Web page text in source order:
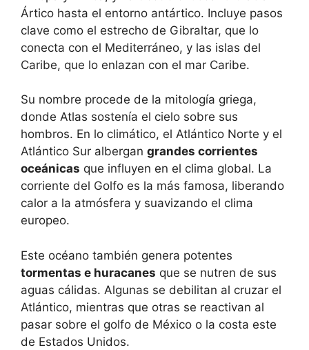
Ártico hasta el entorno antártico. Incluye pasos
clave como el estrecho de Gibraltar, que lo
conecta con el Mediterráneo, y las islas del
Caribe, que lo enlazan con el mar Caribe.
Su nombre procede de la mitología griega,
donde Atlas sostenía el cielo sobre sus
hombros. En lo climático, el Atlántico Norte y el
Atlántico Sur albergan grandes corrientes
oceánicas que influyen en el clima global. La
corriente del Golfo es la más famosa, liberando
calor a la atmósfera y suavizando el clima
europeo.
Este océano también genera potentes
tormentas e huracanes que se nutren de sus
aguas cálidas. Algunas se debilitan al cruzar el
Atlántico, mientras que otras se reactivan al
pasar sobre el golfo de México o la costa este
de Estados Unidos.